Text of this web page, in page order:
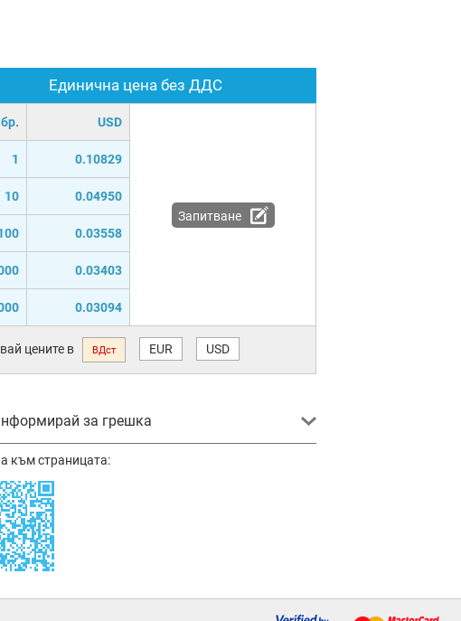
Единична цена без ДДС
бр. USD
1 0.10829
10 0.04950
0.03558
0.03403
0.03094
Запитване
цените в ВДст EUR USD
за грешка
към страницата: